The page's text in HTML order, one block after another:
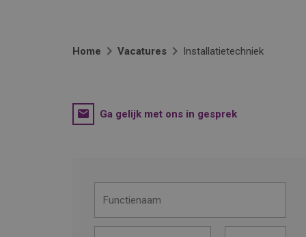
Home Vacatures Installatietechniek
Ga gelijk met ons in gesprek